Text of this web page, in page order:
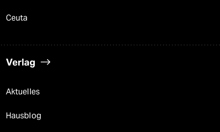
Ceuta
Verlag
Aktuelles
Hausblog